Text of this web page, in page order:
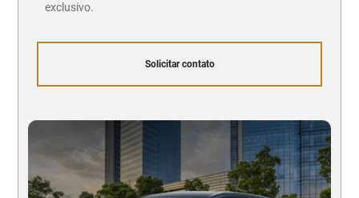
exclusivo.
Solicitar contato